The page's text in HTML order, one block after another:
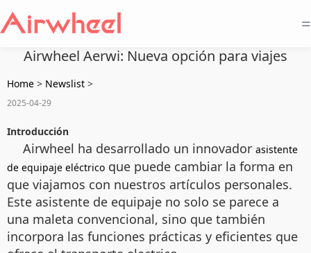
=
Airwheel Aerwi: Nueva opción para viajes
Home > Newslist >
2025-04-29
Introducción
Airwheel ha desarrollado un innovador asistente
de equipaje eléctrico que puede cambiar la forma en
que viajamos con nuestros artículos personales.
Este asistente de equipaje no solo se parece a
una maleta convencional, sino que también
incorpora las funciones prácticas y eficientes que